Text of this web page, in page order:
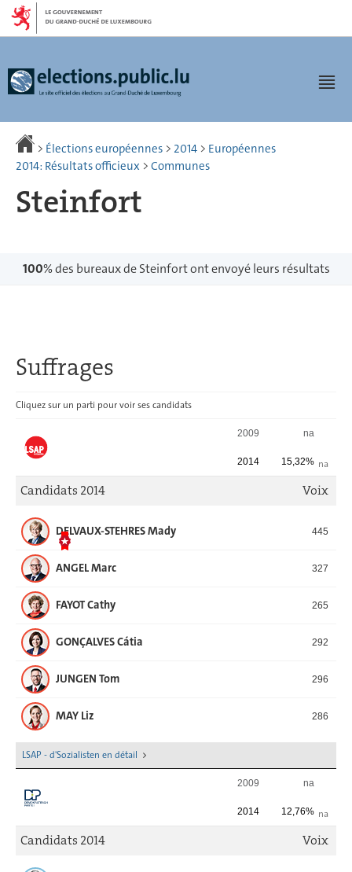
Aller
navigation
Aller
> Élections européennes > 2014 > Européennes
2014: Résultats officieux > Communes
Steinfort
100% des bureaux de Steinfort ont envoyé leurs résultats
Suffrages
Cliquez sur un parti pour voir ses candidats
2009 na
na
2014 15,32%
Candidats 2014 Voix
DELVAUX-STEHRES Mady 445
ANGEL Marc 327
FAYOT Cathy 265
GONÇALVES Cátia 292
JUNGEN Tom 296
MAY Liz 286
LSAP - d'Sozialisten en détail
2009 na
na
2014 12,76%
Candidats 2014 Voix